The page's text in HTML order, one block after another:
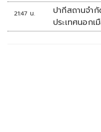
21:47 น.
ปากีสถานจำ
ประเทศนอก